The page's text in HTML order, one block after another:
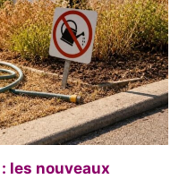
les nouveaux